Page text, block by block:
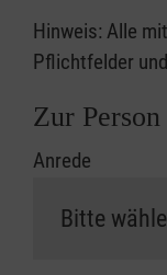
Hinweis: Alle mit
Pflichtfelder
Zur Person
Anrede